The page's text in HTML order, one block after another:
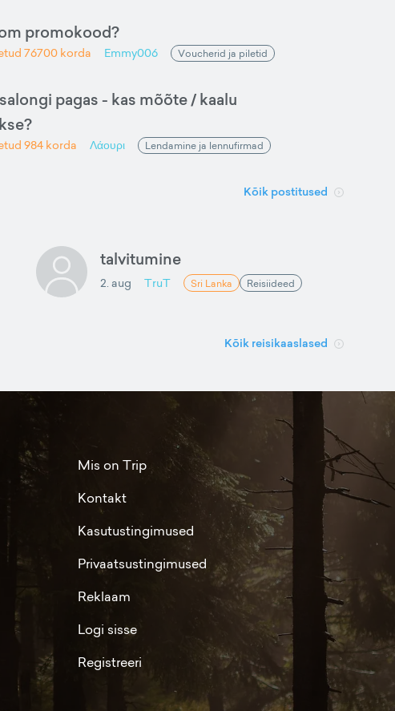
promokood?
76700 korda Emmy006 Voucherid ja piletid
pagas - kas mõõte / kaalu
984 korda Λάουρι Lendamine ja lennufirmad
Kõik postitused
talvitumine
2. aug TruT Sri Lanka Reisiideed
Kõik reisikaaslased
Mis on Trip
Kontakt
Kasutustingimused
Privaatsustingimused
Reklaam
Logi sisse
Registreeri